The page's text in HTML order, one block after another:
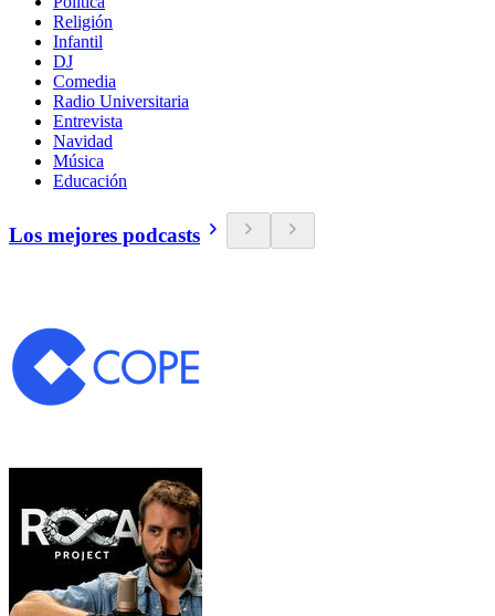
Religión
Infantil
DJ
Comedia
Radio Universitaria
Entrevista
Navidad
Música
Educación
Los mejores podcasts